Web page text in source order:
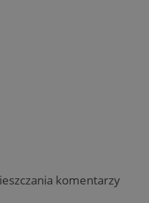
komentarzy